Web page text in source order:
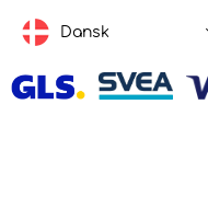
Dansk